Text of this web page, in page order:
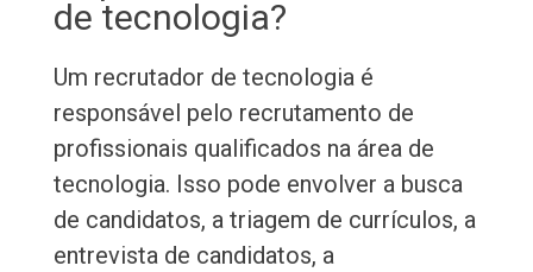
de tecnologia?
Um recrutador de tecnologia é
responsável pelo recrutamento de
profissionais qualificados na área de
tecnologia. Isso pode envolver a busca
de candidatos, a triagem de currículos, a
entrevista de candidatos, a